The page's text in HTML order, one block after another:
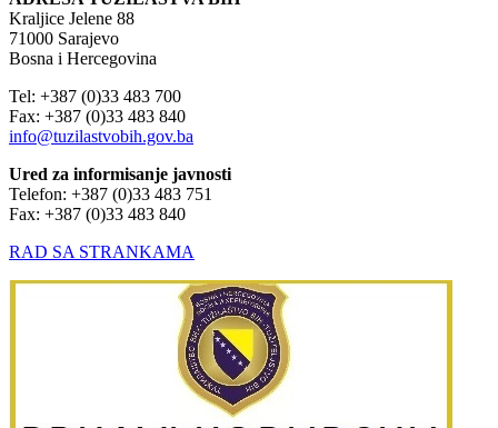
Kraljice Jelene 88
71000 Sarajevo
Bosna i Hercegovina
Tel: +387 (0)33 483 700
Fax: +387 (0)33 483 840
info@tuzilastvobih.gov.ba
Ured za informisanje javnosti
Telefon: +387 (0)33 483 751
Fax: +387 (0)33 483 840
RAD SA STRANKAMA